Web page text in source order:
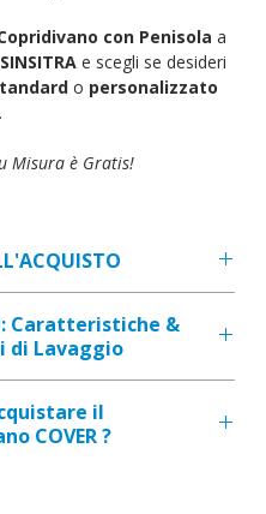
con Penisola a
SINSITRA e scegli se desideri
o personalizzato
.
Misura è Gratis!
il lato della penisola del
(visto stando seduti sul
misure del tuo divano
ALLA TAGLIA"]. Nella
- B - C - D - E, rilevale
Caratteristiche &
di Lavaggio
ed idrorepellente)
55 % cotone -
il
COVER ?